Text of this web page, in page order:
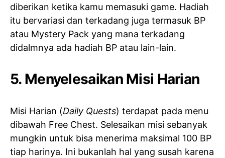
diberikan ketika kamu memasuki game. Hadiah
itu bervariasi dan terkadang juga termasuk BP
atau Mystery Pack yang mana terkadang
didalmnya ada hadiah BP atau lain-lain.
5. Menyelesaikan Misi Harian
Misi Harian (Daily Quests) terdapat pada menu
dibawah Free Chest. Selesaikan misi sebanyak
mungkin untuk bisa menerima maksimal 100 BP
tiap harinya. Ini bukanlah hal yang susah karena